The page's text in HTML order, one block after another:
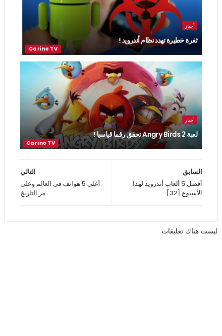
أخبار
ثغرة خطيرة تهدد نظام أندرويد !
أخبار
لعبة Angry Birds 2 تحقق رقما قياسيا !
التالي
أغلى 5 هواتف في العالم وعلى
مر التاريخ
السابق
أفضل 5 ألعاب أندرويد لهذا
الأسبوع [32]
ليست هناك تعليقات